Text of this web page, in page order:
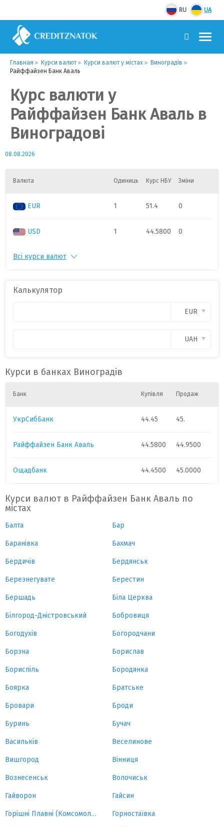
RU UA
Главная Курси валют Курси валют у містах
Виноградів
Райффайзен Банк Аваль
Курс валюти у
Райффайзен Банк Аваль в
Виноградові
08.08.2026
Валюта Одиниць Курс НБУ Зміни
EUR 1 51.4 0
USD 1 44.5800 0
PLN
Всі курси валют
Калькулятор
EUR
UAH
Курси в банках Виноградів
Банк Купівля Продаж
УкрСибБанк 44.45 45.
Райффайзен Банк Аваль 44.5800 44.9500
Ощадбанк 44.4500 45.0000
Курси валют в Райффайзен Банк Аваль по
містах
Балта Бар
Баранівка Бахмач
Бердичів Бердянськ
Березнегувате Берестин
Бершадь Біла Церква
Білгород-Дністровський Бобровиця
Богодухів Богородчани
Борзна Борислав
Бориспіль Бородянка
Боярка Братське
Бровари Броди
Буринь Бучач
Васильків Веселинове
Вишгород Вінниця
Вознесенськ Волочиськ
Гайворон Гайсин
Горішні Плавні (Комсомольськ) Горностаївка